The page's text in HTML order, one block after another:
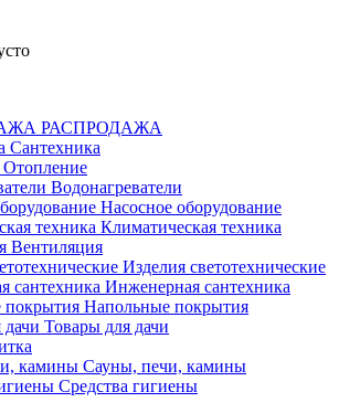
РАСПРОДАЖА
Сантехника
Отопление
Водонагреватели
Насосное оборудование
Климатическая техника
Вентиляция
Изделия светотехнические
Инженерная сантехника
Напольные покрытия
Товары для дачи
Сауны, печи, камины
Средства гигиены